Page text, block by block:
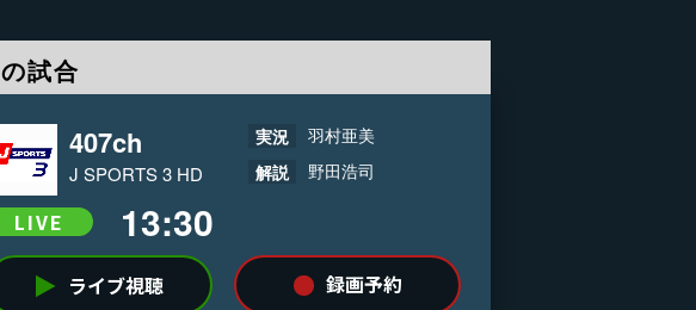
の試合
407ch
J SPORTS 3 HD
LIVE 13:30
実況
羽村亜美
解説
野田浩司
ライブ視聴 録画予約